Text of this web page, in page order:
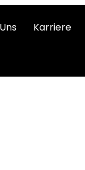
Karriere